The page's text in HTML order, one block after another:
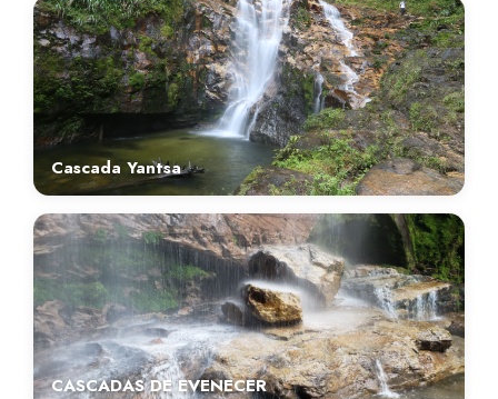
Cascada Yantsa
CASCADAS DE EVENECER